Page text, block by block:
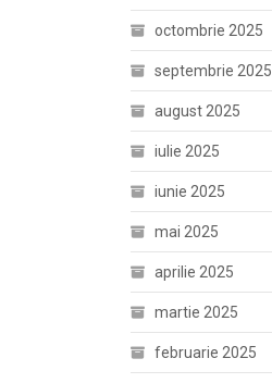
octombrie 2025
septembrie 2025
august 2025
iulie 2025
iunie 2025
mai 2025
aprilie 2025
martie 2025
februarie 2025